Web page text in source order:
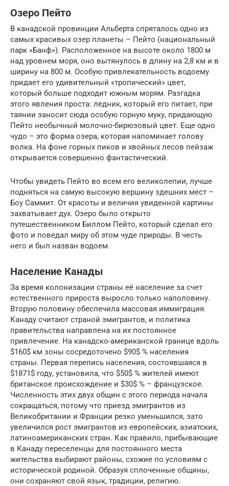
Озеро Пейто
В канадской провинции Альберта спряталось одно из
самых красивых озер планеты – Пейто (национальный
парк «Банф»). Расположенное на высоте около 1800 м
над уровнем моря, оно вытянулось в длину на 2,8 км и в
ширину на 800 м. Особую привлекательность водоему
придает его удивительный «тропический» цвет,
который больше подходит южным морям. Разгадка
этого явления проста: ледник, который его питает, при
таянии заносит сюда особую горную муку, придающую
Пейто необычный молочно-бирюзовый цвет. Еще одно
чудо – это форма озера, которая напоминает голову
волка. На фоне горных пиков и хвойных лесов пейзаж
открывается совершенно фантастический.
Чтобы увидеть Пейто во всем его великолепии, лучше
подняться на самую высокую вершину здешних мест –
Боу Саммит. От красоты и величия увиденной картины
захватывает дух. Озеро было открыто
путешественником Биллом Пейто, который сделал его
фото и поведал миру об этом чуде природы. В честь
него и был назван водоем.
Население Канады
За время колонизации страны её население за счет
естественного прироста выросло только наполовину.
Вторую половину обеспечила массовая иммиграция.
Канаду считают страной эмигрантов, и политика
правительства направлена на их постоянное
привлечение. На канадско-американской границе вдоль
$160$ км зоны сосредоточено $90$ % населения
страны. Первая перепись населения, состоявшаяся в
$1871$ году, установила, что $50$ % жителей имеют
британское происхождение и $30$ % – французское.
Численность этих двух общин с этого периода начала
сокращаться, потому что приезд эмигрантов из
Великобритании и Франции резко уменьшился, зато
увеличился рост эмигрантов из европейских, азиатских,
латиноамериканских стран. Как правило, прибывающие
в Канаду переселенцы для постоянного места
жительства выбирают районы, схожие по условиям с
исторической родиной. Образуя сплоченные общины,
они сохраняют свой язык, традиции, религию.